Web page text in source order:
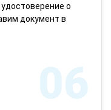
о
документ в
06